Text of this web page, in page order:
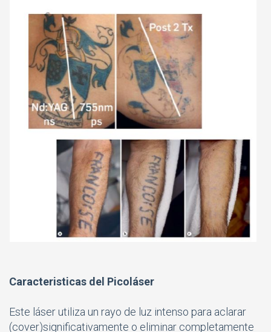
Caracteristicas del Picoláser
Este láser utiliza un rayo de luz intenso para aclarar
(cover)significativamente o eliminar completamente